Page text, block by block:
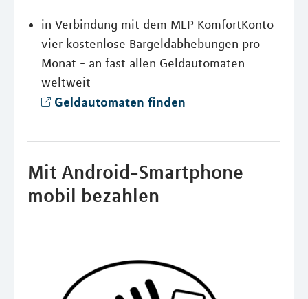
in Verbindung mit dem MLP KomfortKonto
vier kostenlose Bargeldabhebungen pro
Monat - an fast allen Geldautomaten
weltweit
Geldautomaten finden
Mit Android-Smartphone
mobil bezahlen